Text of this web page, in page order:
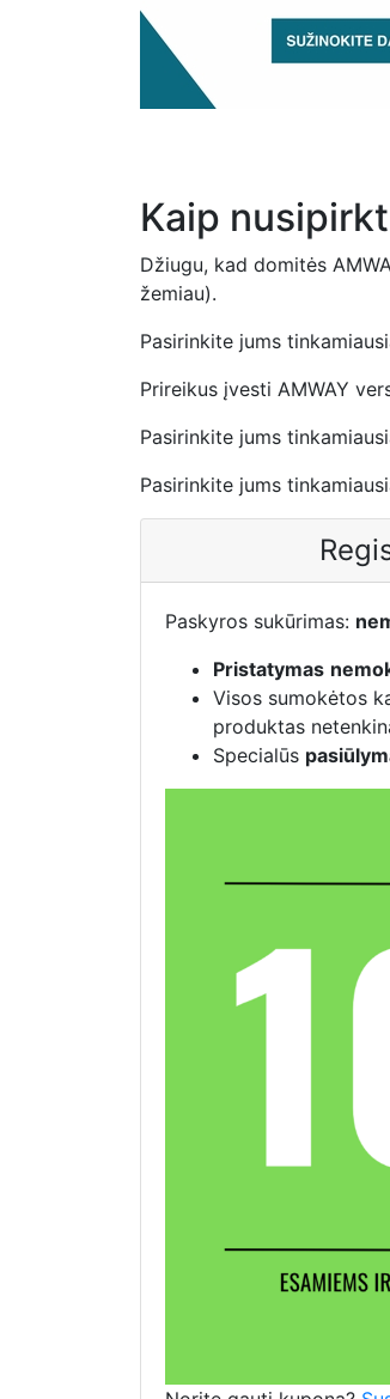
Kaip
Džiugu, kad domitės
žemiau).
Pasirinkite jums
Prireikus įvesti AMWAY
Pasirinkite jums
Pasirinkite jums
Paskyros sukūrimas:
Pristatymas
Visos sumokėtos
produktas
Specialūs